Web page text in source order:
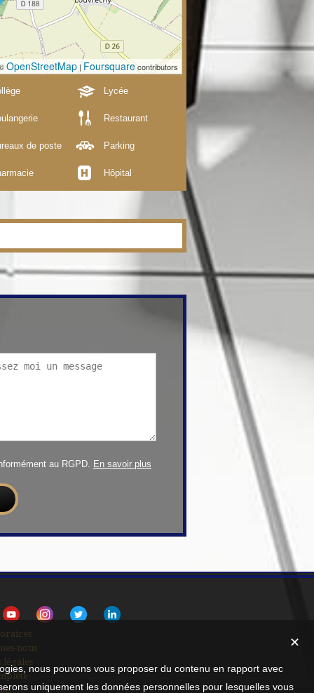
OpenStreetMap | Foursquarecontributors
Lycée
Restaurant
de poste Parking
Hôpital
au RGPD. En savoir plus
nous
légales
✕
nous pouvons vous proposer du contenu en rapport avec
uniquement les données personnelles pour lesquelles vous